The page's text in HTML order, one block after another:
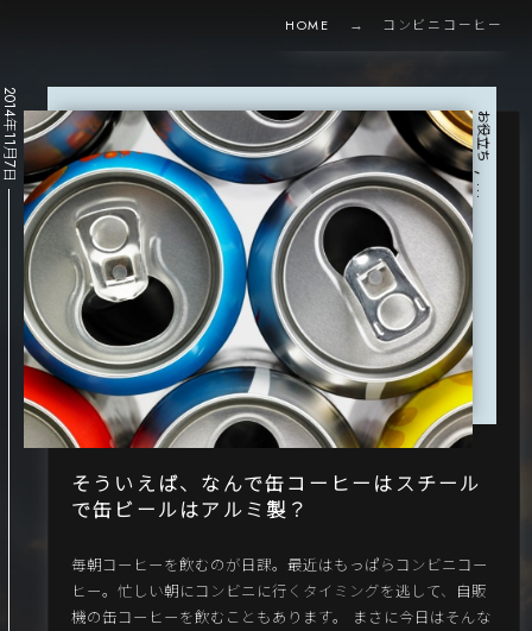
HOME コンビニコーヒー
お役立ち
, …
そういえば、なんで缶コーヒーはスチール
で缶ビールはアルミ製？
毎朝コーヒーを飲むのが日課。最近はもっぱらコンビニコー
ヒー。忙しい朝にコンビニに行くタイミングを逃して、自販
機の缶コーヒーを飲むこともあります。 まさに今日はそんな
2014年11月7日